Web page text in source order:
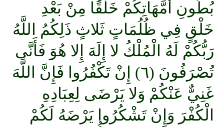
بُطُونِ أُمَّهَاتِكُمْ خَلْقًا مِنْ بَعْدِ
خَلْقٍ فِي ظُلُمَاتٍ ثَلاثٍ ذَلِكُمُ اللَّهُ
رَبُّكُمْ لَهُ الْمُلْكُ لا إِلَهَ إِلا هُوَ فَأَنَّى
تُصْرَفُونَ (٦) إِنْ تَكْفُرُوا فَإِنَّ اللَّهَ
غَنِيٌّ عَنْكُمْ وَلا يَرْضَى لِعِبَادِهِ
الْكُفْرَ وَإِنْ تَشْكُرُوا يَرْضَهُ لَكُمْ